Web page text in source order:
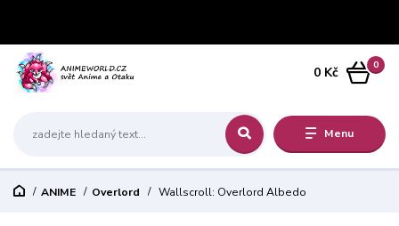
Menu
0
0 Kč
ANIME Overlord Wallscroll: Overlord Albedo